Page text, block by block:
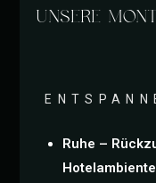
UNSERE
Ruhe –
Hotelambiente